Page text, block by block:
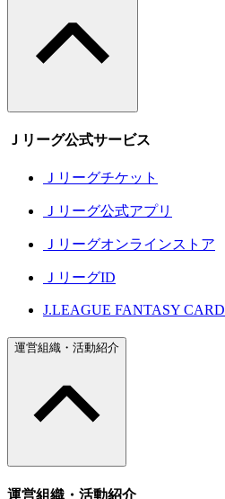
Ｊリーグ公式サービス
Ｊリーグチケット
Ｊリーグ公式アプリ
Ｊリーグオンラインストア
ＪリーグID
J.LEAGUE FANTASY CARD
運営組織・活動紹介
運営組織・活動紹介